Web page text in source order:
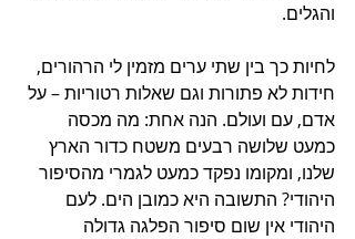
והגלים.
לחיות כך בין שתי ערים מזמין לי הרהורים,
חידות לא פתורות וגם שאלות רטוריות – על
אדם, עם ועולם. הנה אחת: מה מכסה
כמעט שלושה רבעים משטח כדור הארץ
שלנו, ומקומו נפקד כמעט לגמרי מהסיפור
היהודי? התשובה היא כמובן הים. לעם
היהודי אין שום סיפור הפלגה גדולה